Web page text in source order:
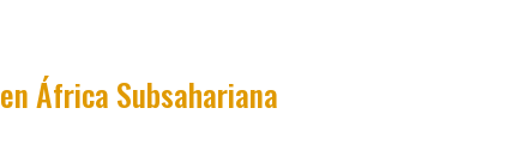
África Subsahariana